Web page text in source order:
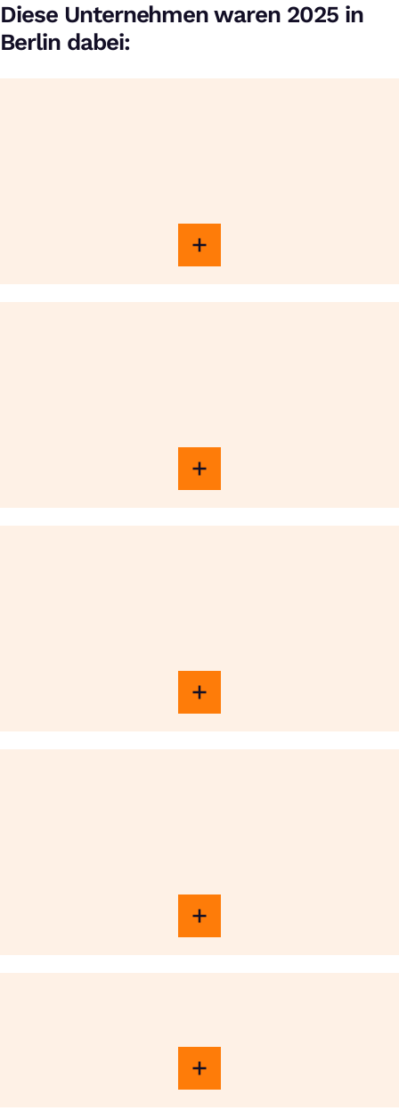
Diese Unternehmen waren 2025 in
Berlin dabei: